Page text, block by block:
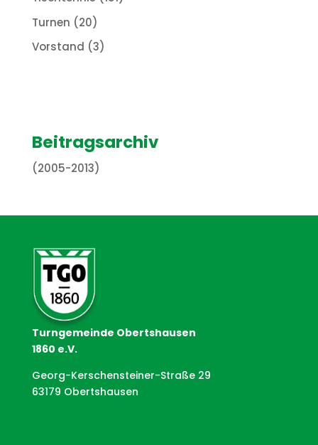
Turnen (20)
Vorstand (3)
Beitragsarchiv
(2005-2013)
Turngemeinde Obertshausen
1860 e.V.
Georg-Kerschensteiner-Straße 29
63179 Obertshausen